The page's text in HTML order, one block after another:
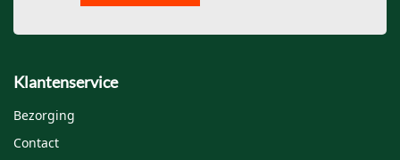
Klantenservice
Bezorging
Contact